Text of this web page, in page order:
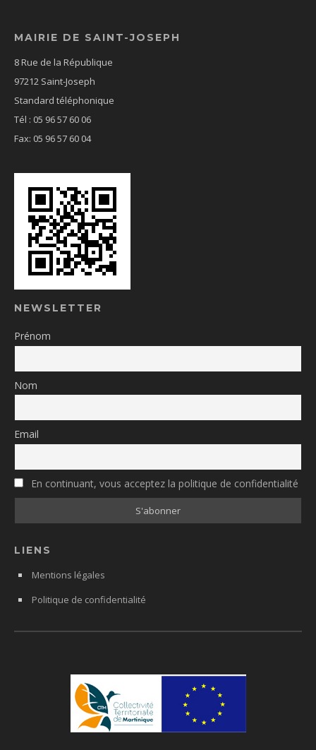
MAIRIE DE SAINT-JOSEPH
8 Rue de la République
97212 Saint-Joseph
Standard téléphonique
Tél : 05 96 57 60 06
Fax: 05 96 57 60 04
NEWSLETTER
Prénom
Nom
Email
En continuant, vous acceptez la politique de confidentialité
LIENS
Mentions légales
Politique de confidentialité